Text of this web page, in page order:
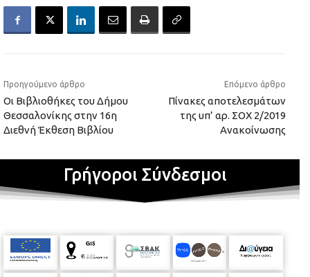
Προηγούμενο άρθρο
Οι Βιβλιοθήκες του Δήμου
Θεσσαλονίκης στην 16η
Διεθνή Έκθεση Βιβλίου
Επόμενο άρθρο
Πίνακες αποτελεσμάτων
της υπ’ αρ. ΣΟΧ 2/2019
Ανακοίνωσης
Γρήγοροι Σύνδεσμοι